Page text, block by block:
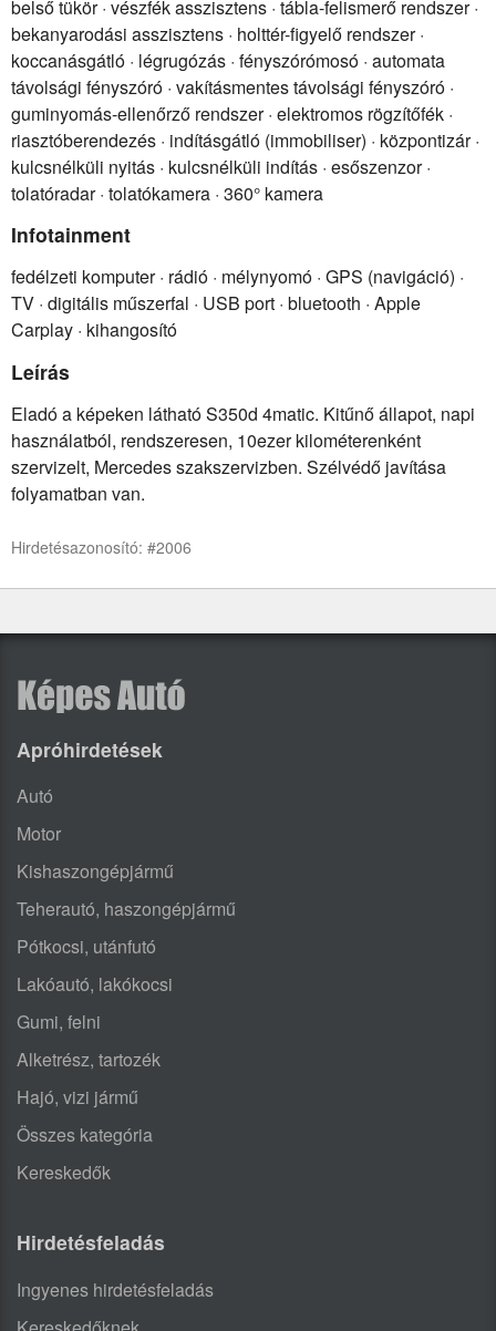
belső tükör · vészfék asszisztens · tábla-felismerő rendszer ·
bekanyarodási asszisztens · holttér-figyelő rendszer ·
koccanásgátló · légrugózás · fényszórómosó · automata
távolsági fényszóró · vakításmentes távolsági fényszóró ·
guminyomás-ellenőrző rendszer · elektromos rögzítőfék ·
riasztóberendezés · indításgátló (immobiliser) · központizár ·
kulcsnélküli nyitás · kulcsnélküli indítás · esőszenzor ·
tolatóradar · tolatókamera · 360° kamera
Infotainment
fedélzeti komputer · rádió · mélynyomó · GPS (navigáció) ·
TV · digitális műszerfal · USB port · bluetooth · Apple
Carplay · kihangosító
Leírás
Eladó a képeken látható S350d 4matic. Kitűnő állapot, napi
használatból, rendszeresen, 10ezer kilométerenként
szervizelt, Mercedes szakszervizben. Szélvédő javítása
folyamatban van.
Hirdetésazonosító: #2006
Apróhirdetések
Autó
Motor
Kishaszongépjármű
Teherautó, haszongépjármű
Pótkocsi, utánfutó
Lakóautó, lakókocsi
Gumi, felni
Alketrész, tartozék
Hajó, vizi jármű
Összes kategória
Kereskedők
Hirdetésfeladás
Ingyenes hirdetésfeladás